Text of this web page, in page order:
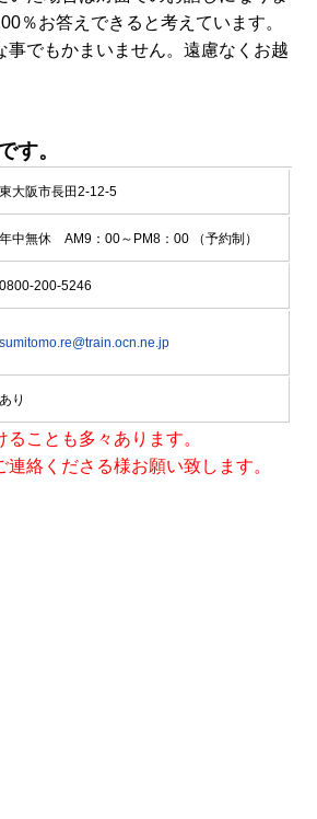
％お答えできると考えています。
事でもかまいません。遠慮なくお越
す。
東大阪市長田2-12-5
年中無休 AM9：00～PM8：00 （予約制）
0800-200-5246
sumitomo.re@train.ocn.ne.jp
あり
ことも多々あります。
絡くださる様お願い致します。